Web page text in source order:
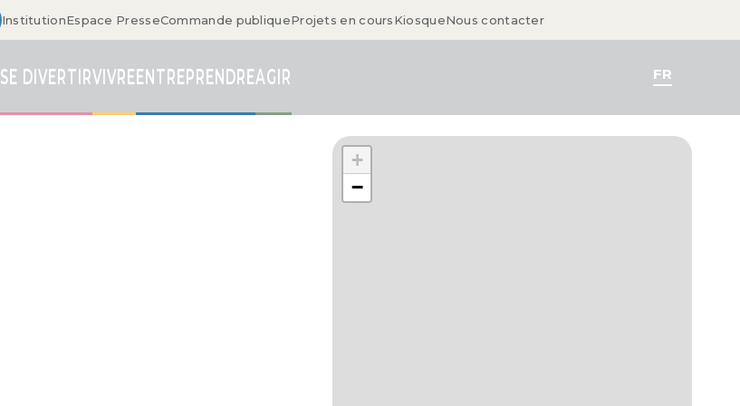
InstitutionEspace PresseCommande publiqueProjets en coursKiosqueNous contacter
SE DIVERTIRVIVREENTREPRENDREAGIR FR
+
−